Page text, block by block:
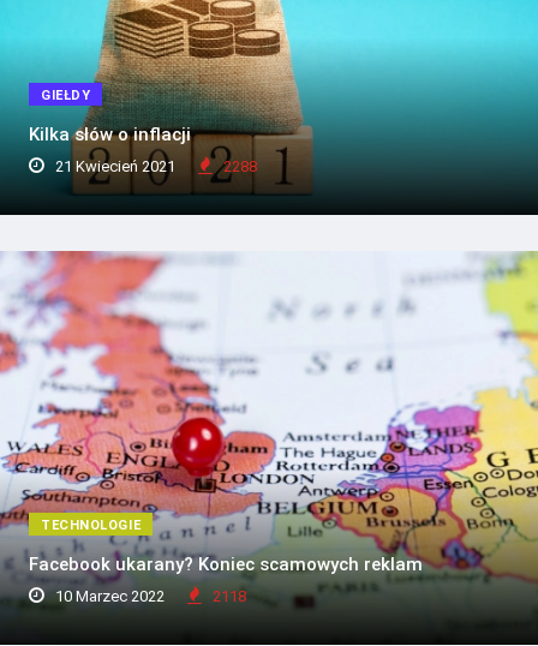
GIEŁDY
Kilka słów o inflacji
21 Kwiecień 2021 2288
TECHNOLOGIE
Facebook ukarany? Koniec scamowych reklam
10 Marzec 2022 2118